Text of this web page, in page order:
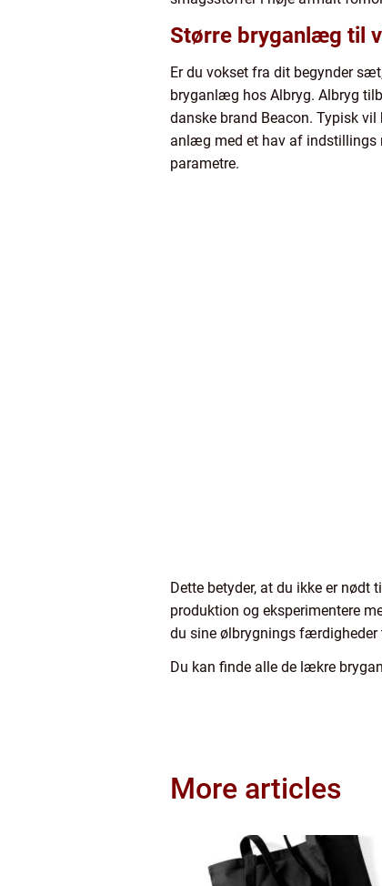
Større bryganlæg til
Er du vokset fra dit begynder
bryganlæg hos Albryg. Albryg
danske brand Beacon. Typisk
anlæg med et hav af indstillings
parametre.
Dette betyder, at du ikke er
produktion og eksperimentere
du sine ølbrygnings
Du kan finde alle de lækre
More articles